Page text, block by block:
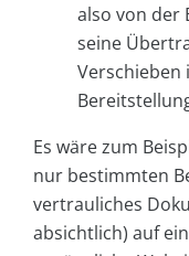
also von der
seine
Verschieben
Es wäre zum
nur bestimmten
vertrauliches
absichtlich) auf